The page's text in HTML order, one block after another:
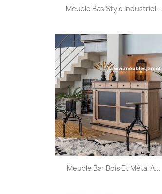
 Aperçu rapide
Meuble Bas Style Industriel...
 Aperçu rapide
Meuble Bar Bois Et Métal A...